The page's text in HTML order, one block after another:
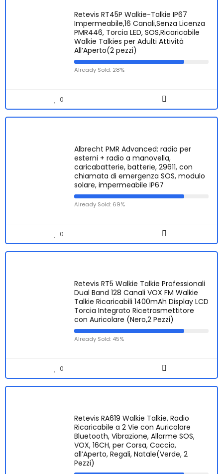
Retevis RT45P Walkie-Talkie IP67
Impermeabile,16 Canali,Senza Licenza
PMR446, Torcia LED, SOS,Ricaricabile
Walkie Talkies per Adulti Attività
All’Aperto(2 pezzi)
Already Sold: 28%
0
Albrecht PMR Advanced: radio per
esterni + radio a manovella,
caricabatterie, batterie, 29611, con
chiamata di emergenza SOS, modulo
solare, impermeabile IP67
Already Sold: 69%
0
Retevis RT5 Walkie Talkie Professionali
Dual Band 128 Canali VOX FM Walkie
Talkie Ricaricabili 1400mAh Display LCD
Torcia Integrato Ricetrasmettitore
con Auricolare (Nero,2 Pezzi)
Already Sold: 45%
0
Retevis RA619 Walkie Talkie, Radio
Ricaricabile a 2 Vie con Auricolare
Bluetooth, Vibrazione, Allarme SOS,
VOX, 16CH, per Corsa, Caccia,
all’Aperto, Regali, Natale(Verde, 2
Pezzi)